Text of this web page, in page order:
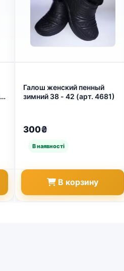
Галош женский пенный
зимний 38 - 42 (арт. 4681)
300₴
В корзину